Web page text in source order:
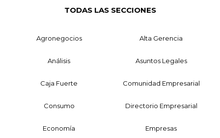
TODAS LAS SECCIONES
Agronegocios Alta Gerencia
Análisis Asuntos Legales
Caja Fuerte Comunidad Empresarial
Consumo Directorio Empresarial
Economía Empresas